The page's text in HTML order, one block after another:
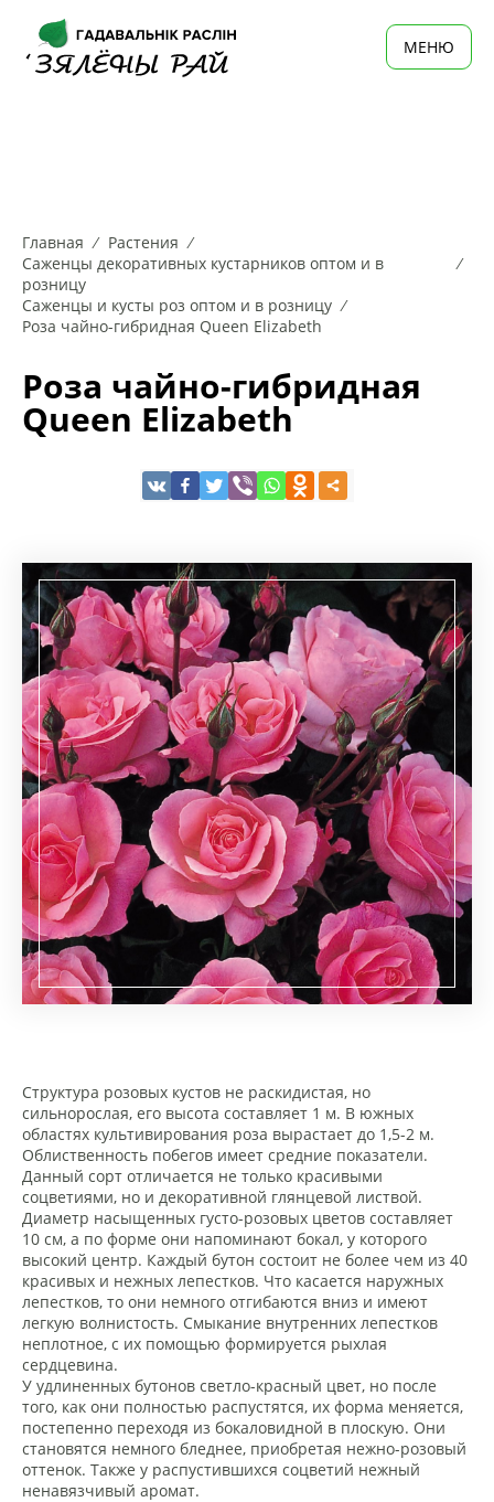
MЕНЮ
Главная
Растения
Саженцы декоративных кустарников оптом и в
розницу
Саженцы и кусты роз оптом и в розницу
Роза чайно-гибридная Queen Elizabeth
Роза чайно-гибридная
Queen Elizabeth
Структура розовых кустов не раскидистая, но
сильнорослая, его высота составляет 1 м. В южных
областях культивирования роза вырастает до 1,5-2 м.
Облиственность побегов имеет средние показатели.
Данный сорт отличается не только красивыми
соцветиями, но и декоративной глянцевой листвой.
Диаметр насыщенных густо-розовых цветов составляет
10 см, а по форме они напоминают бокал, у которого
высокий центр. Каждый бутон состоит не более чем из 40
красивых и нежных лепестков. Что касается наружных
лепестков, то они немного отгибаются вниз и имеют
легкую волнистость. Смыкание внутренних лепестков
неплотное, с их помощью формируется рыхлая
сердцевина.
У удлиненных бутонов светло-красный цвет, но после
того, как они полностью распустятся, их форма меняется,
постепенно переходя из бокаловидной в плоскую. Они
становятся немного бледнее, приобретая нежно-розовый
оттенок. Также у распустившихся соцветий нежный
ненавязчивый аромат.